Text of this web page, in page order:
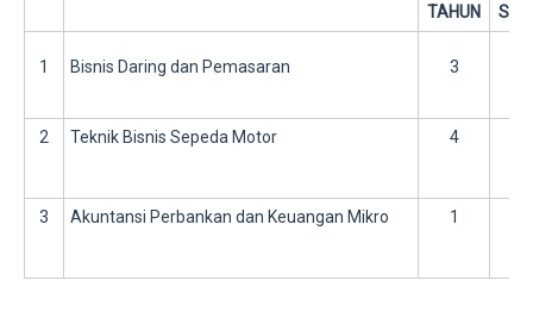
TAHUN
1 Bisnis Daring dan Pemasaran 3
2 Teknik Bisnis Sepeda Motor 4
3 Akuntansi Perbankan dan Keuangan Mikro 1